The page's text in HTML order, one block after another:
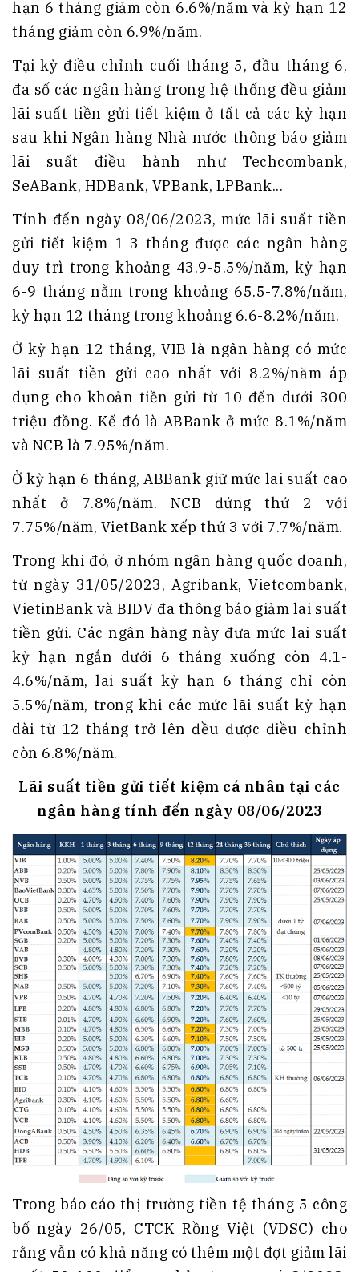
hạn 6 tháng giảm còn 6.6%/năm và kỳ hạn 12
tháng giảm còn 6.9%/năm.
Tại kỳ điều chỉnh cuối tháng 5, đầu tháng 6,
đa số các ngân hàng trong hệ thống đều giảm
lãi suất tiền gửi tiết kiệm ở tất cả các kỳ hạn
sau khi Ngân hàng Nhà nước thông báo giảm
lãi suất điều hành như Techcombank,
SeABank, HDBank, VPBank, LPBank...
Tính đến ngày 08/06/2023, mức lãi suất tiền
gửi tiết kiệm 1-3 tháng được các ngân hàng
duy trì trong khoảng 43.9-5.5%/năm, kỳ hạn
6-9 tháng nằm trong khoảng 65.5-7.8%/năm,
kỳ hạn 12 tháng trong khoảng 6.6-8.2%/năm.
Ở kỳ hạn 12 tháng, VIB là ngân hàng có mức
lãi suất tiền gửi cao nhất với 8.2%/năm áp
dụng cho khoản tiền gửi từ 10 đến dưới 300
triệu đồng. Kế đó là ABBank ở mức 8.1%/năm
và NCB là 7.95%/năm.
Ở kỳ hạn 6 tháng, ABBank giữ mức lãi suất cao
nhất ở 7.8%/năm. NCB đứng thứ 2 với
7.75%/năm, VietBank xếp thứ 3 với 7.7%/năm.
Trong khi đó, ở nhóm ngân hàng quốc doanh,
từ ngày 31/05/2023, Agribank, Vietcombank,
VietinBank và BIDV đã thông báo giảm lãi suất
tiền gửi. Các ngân hàng này đưa mức lãi suất
kỳ hạn ngắn dưới 6 tháng xuống còn 4.1-
4.6%/năm, lãi suất kỳ hạn 6 tháng chỉ còn
5.5%/năm, trong khi các mức lãi suất kỳ hạn
dài từ 12 tháng trở lên đều được điều chỉnh
còn 6.8%/năm.
Lãi suất tiền gửi tiết kiệm cá nhân tại các
ngân hàng tính đến ngày 08/06/2023
Trong báo cáo thị trường tiền tệ tháng 5 công
bố ngày 26/05, CTCK Rồng Việt (VDSC) cho
rằng vẫn có khả năng có thêm một đợt giảm lãi